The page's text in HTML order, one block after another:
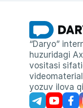
“Daryo”
huzuridagi
vositasi
yozuv ilova